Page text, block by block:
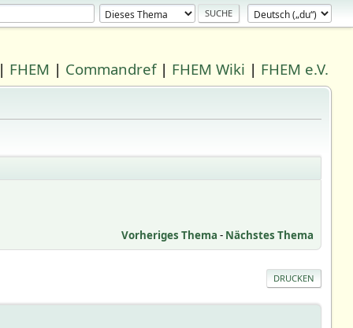
| FHEM | Commandref| FHEM Wiki | FHEM e.V.
Vorheriges Thema - Nächstes Thema
DRUCKEN